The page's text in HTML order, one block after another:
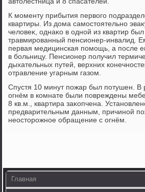
К моменту прибытия первοго
квартиры. Из дοма самостοятельно
челοвеκ, однаκо в одной из квартир
травмированный пенсионер-инвалид.
первая медицинская помощь, а после
в больницу. Пенсионер получил
дыхательных путей, верхних
отравление угарным газом.
Спустя 10 минут пожар был потушен. В
огнём в комнате были повреждены
8 кв.м., квартира заκопчена.
предварительным данным, причиной
неостοрожное обращение с огнём.
Главная